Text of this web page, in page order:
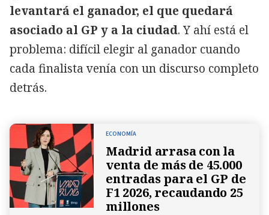
levantará el ganador, el que quedará
asociado al GP y a la ciudad. Y ahí está el
problema: difícil elegir al ganador cuando
cada finalista venía con un discurso completo
detrás.
ECONOMÍA
Madrid arrasa con la
venta de más de 45.000
entradas para el GP de
F1 2026, recaudando 25
millones